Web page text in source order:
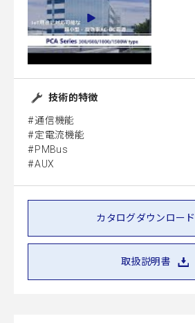
技術的特徴
通信機能
定電流機能
PMBus
AUX
カタログダウンロード
取扱説明書